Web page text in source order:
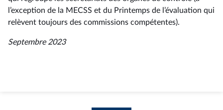
l’exception de la MECSS et du Printemps de l’évaluation qui
relèvent toujours des commissions compétentes).
Septembre 2023